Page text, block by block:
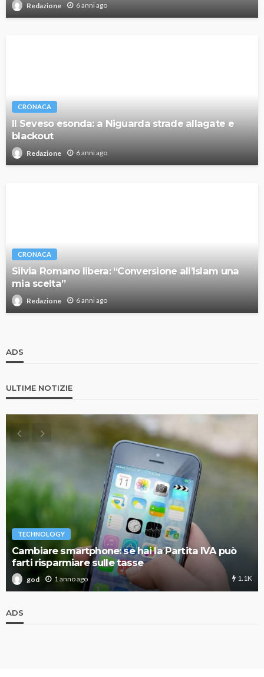
Redazione 6 anni ago
CRONACA
Il Seveso esonda: a Niguarda strade allagate e
blackout
Redazione 6 anni ago
CRONACA
Silvia Romano libera: “Conversione all’Islam una
mia scelta”
Redazione 6 anni ago
ADS
ULTIME NOTIZIE
TECHNOLOGY
Cambiare smartphone: se hai la Partita IVA può
farti risparmiare sulle tasse
god 1 anno ago 1.1K
ADS